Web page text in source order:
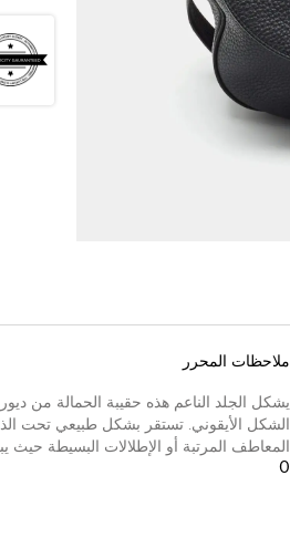
ملاحظات المحرر
يشكل الجلد الناعم هذه حقيبة الحمالة من
الشكل الأيقوني. تستقر بشكل طبيعي تحت
المعاطف المرتبة أو الإطلالات البسيطة حيث
0